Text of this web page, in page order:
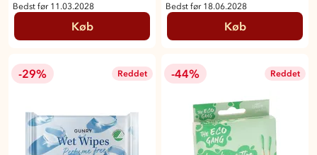
Bedst før 11.03.2028
Køb
Bedst før 18.06.2028
Køb
-29% Reddet -44% Reddet